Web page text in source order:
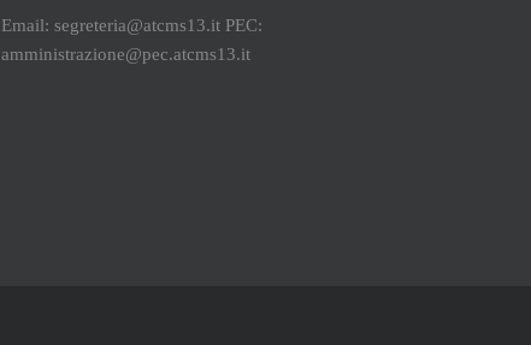
Email: segreteria@atcms13.it PEC:
amministrazione@pec.atcms13.it